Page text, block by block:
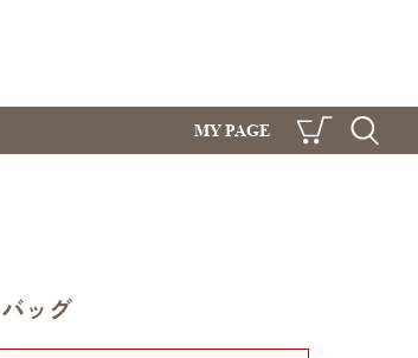
MY PAGE
CART SEARCH
ッグ